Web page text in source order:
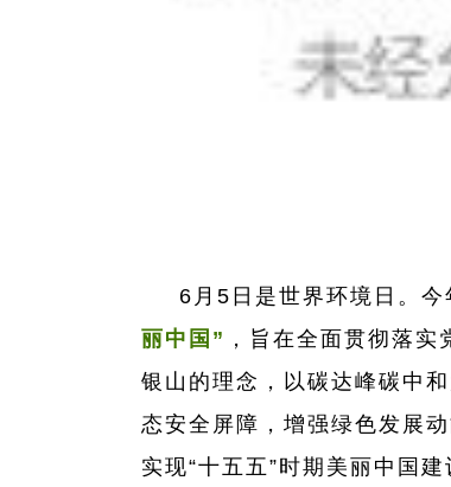
6月5日是世界环境日。
丽中国” ，旨在全面贯彻落
银山的理念，以碳达峰碳中
态安全屏障，增强绿色发展
实现“十五五”时期美丽中国